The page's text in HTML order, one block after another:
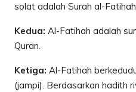
solat adalah Surah al-
Kedua: Al-Fatihah adalah
Quran.
Ketiga: Al-Fatihah
(jampi). Berdasarkan hadith